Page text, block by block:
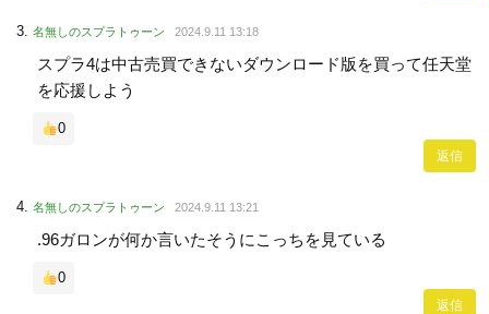
名無しのスプラトゥーン 2024.9.11 13:18
スプラ4は中古売買できないダウンロード版を買って任天堂
を応援しよう
0
返信
名無しのスプラトゥーン 2024.9.11 13:21
.96ガロンが何か言いたそうにこっちを見ている
0
返信